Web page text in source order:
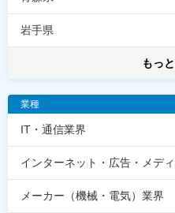
岩手県
もっ
業種
IT・通信業界
インターネット・広告・メデ
メーカー（機械・電気）業界